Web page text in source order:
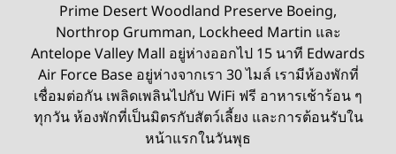
Prime Desert Woodland Preserve Boeing,
Northrop Grumman, Lockheed Martin และ
Antelope Valley Mall อยู่ห่างออกไป 15 นาที Edwards
Air Force Base อยู่ห่างจากเรา 30 ไมล์ เรามีห้องพักที่
เชื่อมต่อกัน เพลิดเพลินไปกับ WiFi ฟรี อาหารเช้าร้อน ๆ
ทุกวัน ห้องพักที่เป็นมิตรกับสัตว์เลี้ยง และการต้อนรับใน
หน้าแรกในวันพุธ